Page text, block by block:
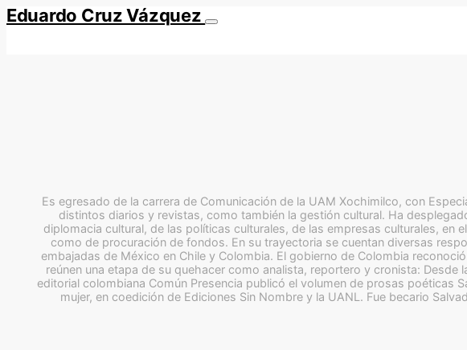
Eduardo Cruz Vázquez
Es egresado de la carrera de Comunicación de la UAM Xochimilco, con
distintos diarios y revistas, como también la gestión cultural. Ha
diplomacia cultural, de las políticas culturales, de las empresas culturales,
como de procuración de fondos. En su trayectoria se cuentan diversas
embajadas de México en Chile y Colombia. El gobierno de Colombia
reúnen una etapa de su quehacer como analista, reportero y cronista:
editorial colombiana Común Presencia publicó el volumen de prosas poéticas
mujer, en coedición de Ediciones Sin Nombre y la UANL. Fue becario